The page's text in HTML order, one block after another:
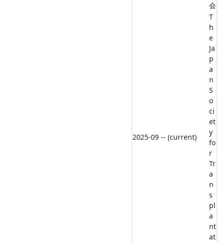
会
2025-09 -- (current)
T
h
e
Ja
p
a
n
S
o
ci
et
y
fo
r
Tr
a
n
s
pl
a
nt
at